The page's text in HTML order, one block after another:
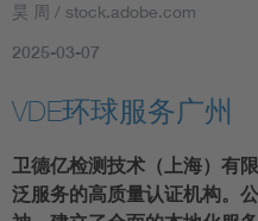
昊 周 / stock.adobe.com
2025-03-07
VDE环球服务广州
卫德亿检测技术（上海）有
泛服务的高质量认证机构。